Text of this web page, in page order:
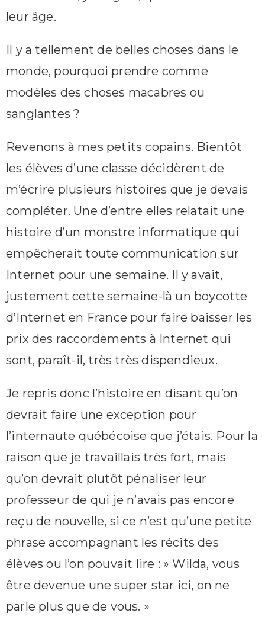
leur âge.
Il y a tellement de belles choses dans le
monde, pourquoi prendre comme
modèles des choses macabres ou
sanglantes ?
Revenons à mes petits copains. Bientôt
les élèves d’une classe décidèrent de
m’écrire plusieurs histoires que je devais
compléter. Une d’entre elles relatait une
histoire d’un monstre informatique qui
empêcherait toute communication sur
Internet pour une semaine. Il y avait,
justement cette semaine-là un boycotte
d’Internet en France pour faire baisser les
prix des raccordements à Internet qui
sont, paraît-il, très très dispendieux.
Je repris donc l’histoire en disant qu’on
devrait faire une exception pour
l’internaute québécoise que j’étais. Pour la
raison que je travaillais très fort, mais
qu’on devrait plutôt pénaliser leur
professeur de qui je n’avais pas encore
reçu de nouvelle, si ce n’est qu’une petite
phrase accompagnant les récits des
élèves ou l’on pouvait lire : » Wilda, vous
être devenue une super star ici, on ne
parle plus que de vous. »